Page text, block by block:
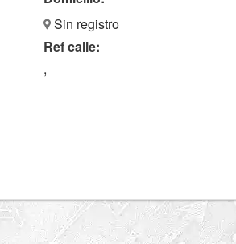
Sin registro
Ref calle:
,